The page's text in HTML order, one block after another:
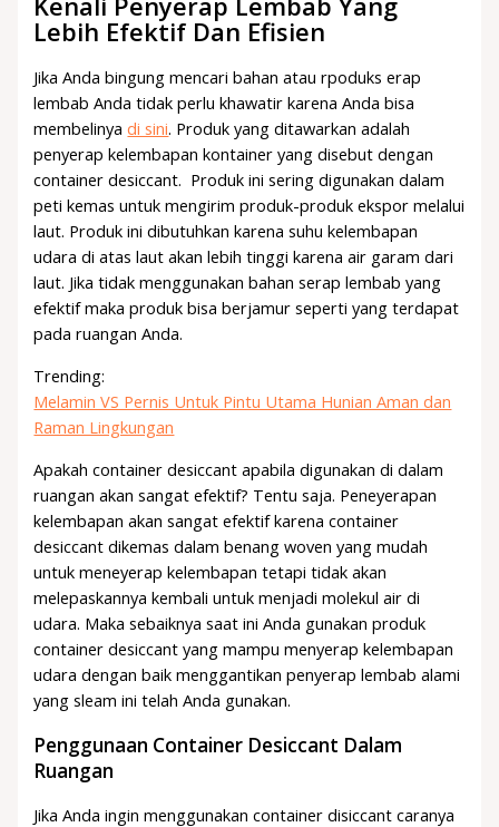
Lebih Efektif Dan Efisien
Jika Anda bingung mencari bahan atau rpoduks erap
lembab Anda tidak perlu khawatir karena Anda bisa
membelinyadi sini. Produk yang ditawarkan adalah
penyerap kelembapan kontainer yang disebut dengan
container desiccant. Produk ini sering digunakan dalam
peti kemas untuk mengirim produk-produk ekspor melalui
laut. Produk ini dibutuhkan karena suhu kelembapan
udara di atas laut akan lebih tinggi karena air garam dari
laut. Jika tidak menggunakan bahan serap lembab yang
efektif maka produk bisa berjamur seperti yang terdapat
pada ruangan Anda.
Trending:
Melamin VS Pernis Untuk Pintu Utama Hunian Aman dan
Raman Lingkungan
Apakah container desiccant apabila digunakan di dalam
ruangan akan sangat efektif? Tentu saja. Peneyerapan
kelembapan akan sangat efektif karena container
desiccant dikemas dalam benang woven yang mudah
untuk meneyerap kelembapan tetapi tidak akan
melepaskannya kembali untuk menjadi molekul air di
udara. Maka sebaiknya saat ini Anda gunakan produk
container desiccant yang mampu menyerap kelembapan
udara dengan baik menggantikan penyerap lembab alami
yang sleam ini telah Anda gunakan.
Penggunaan Container Desiccant Dalam
Ruangan
Jika Anda ingin menggunakan container disiccant caranya